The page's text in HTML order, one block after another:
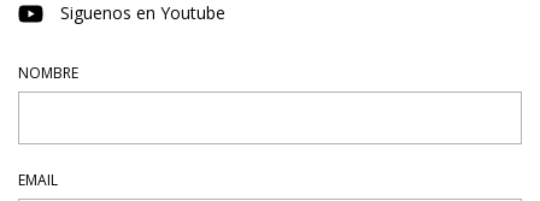
Siguenos en Youtube
NOMBRE
EMAIL